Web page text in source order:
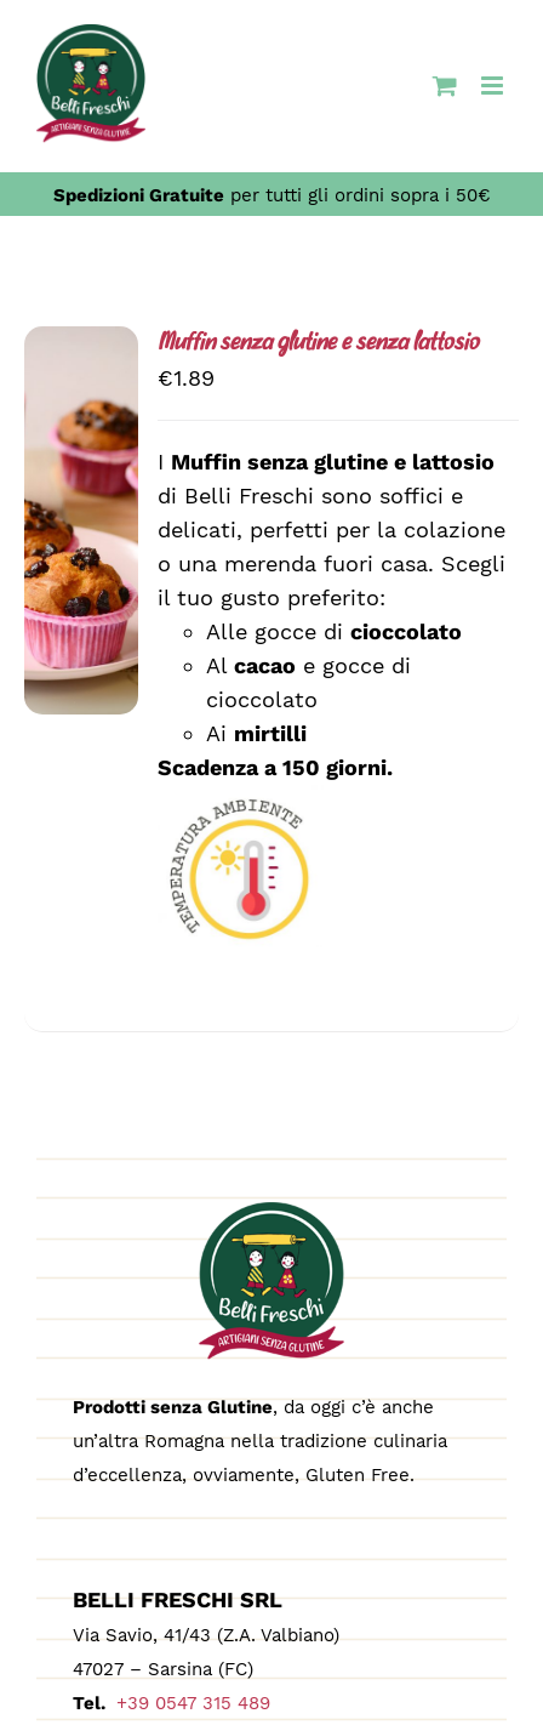
contenuto
Spedizioni Gratuiteper tutti gli ordini sopra i 50€
SCEGLI
QUESTO
PRODOTTO
HA
PIÙ
VARIANTI.
LE
OPZIONI
POSSONO
PRODOTTO
/
DETTAGLI
Muffin senza glutine e senza lattosio
€1.89
I Muffin senza glutine e lattosio
di Belli Freschi sono soffici e
delicati, perfetti per la colazione
o una merenda fuori casa. Scegli
il tuo gusto preferito:
Alle gocce dicioccolato
Alcacao e gocce di
cioccolato
Ai mirtilli
Scadenza a 150 giorni.
Prodotti senza Glutine, da oggi c’è anche
un’altra Romagna nella tradizione culinaria
d’eccellenza, ovviamente, Gluten Free.
BELLI FRESCHI SRL
Via Savio, 41/43 (Z.A. Valbiano)
47027 – Sarsina (FC)
Tel. +39 0547 315 489